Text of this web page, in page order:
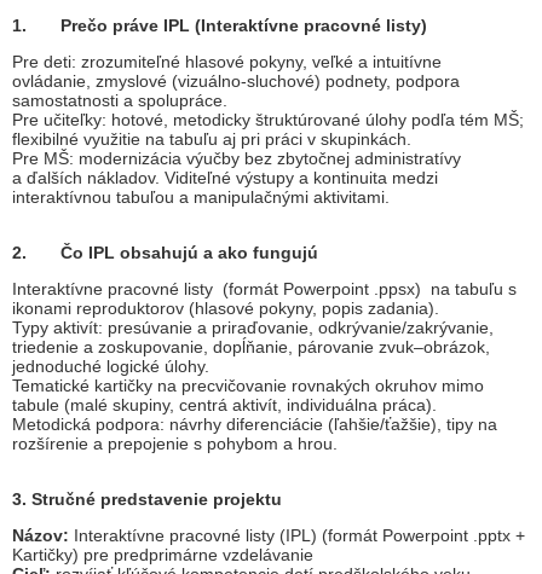
1. Prečo práve IPL (Interaktívne pracovné listy)
Pre deti: zrozumiteľné hlasové pokyny, veľké a intuitívne
ovládanie, zmyslové (vizuálno‑sluchové) podnety, podpora
samostatnosti a spolupráce.
Pre učiteľky: hotové, metodicky štruktúrované úlohy podľa tém MŠ;
flexibilné využitie na tabuľu aj pri práci v skupinkách.
Pre MŠ: modernizácia výučby bez zbytočnej administratívy
a ďalších nákladov. Viditeľné výstupy a kontinuita medzi
interaktívnou tabuľou a manipulačnými aktivitami.
2. Čo IPL obsahujú a ako fungujú
Interaktívne pracovné listy (formát Powerpoint .ppsx) na tabuľu s
ikonami reproduktorov (hlasové pokyny, popis zadania).
Typy aktivít: presúvanie a priraďovanie, odkrývanie/zakrývanie,
triedenie a zoskupovanie, dopĺňanie, párovanie zvuk–obrázok,
jednoduché logické úlohy.
Tematické kartičky na precvičovanie rovnakých okruhov mimo
tabule (malé skupiny, centrá aktivít, individuálna práca).
Metodická podpora: návrhy diferenciácie (ľahšie/ťažšie), tipy na
rozšírenie a prepojenie s pohybom a hrou.
3. Stručné predstavenie projektu
Názov: Interaktívne pracovné listy (IPL) (formát Powerpoint .pptx +
Kartičky) pre predprimárne vzdelávanie